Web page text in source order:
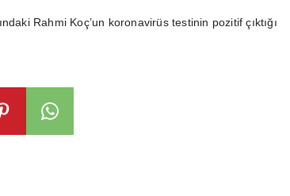
Rahmi Koç’un koronavirüs testinin pozitif çıktığı